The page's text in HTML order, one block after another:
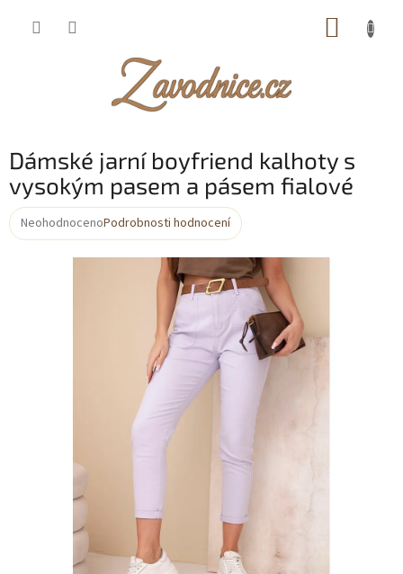
Dámské jarní boyfriend kalhoty s
vysokým pasem a pásem fialové
Průměrné
NeohodnocenoPodrobnosti hodnocení